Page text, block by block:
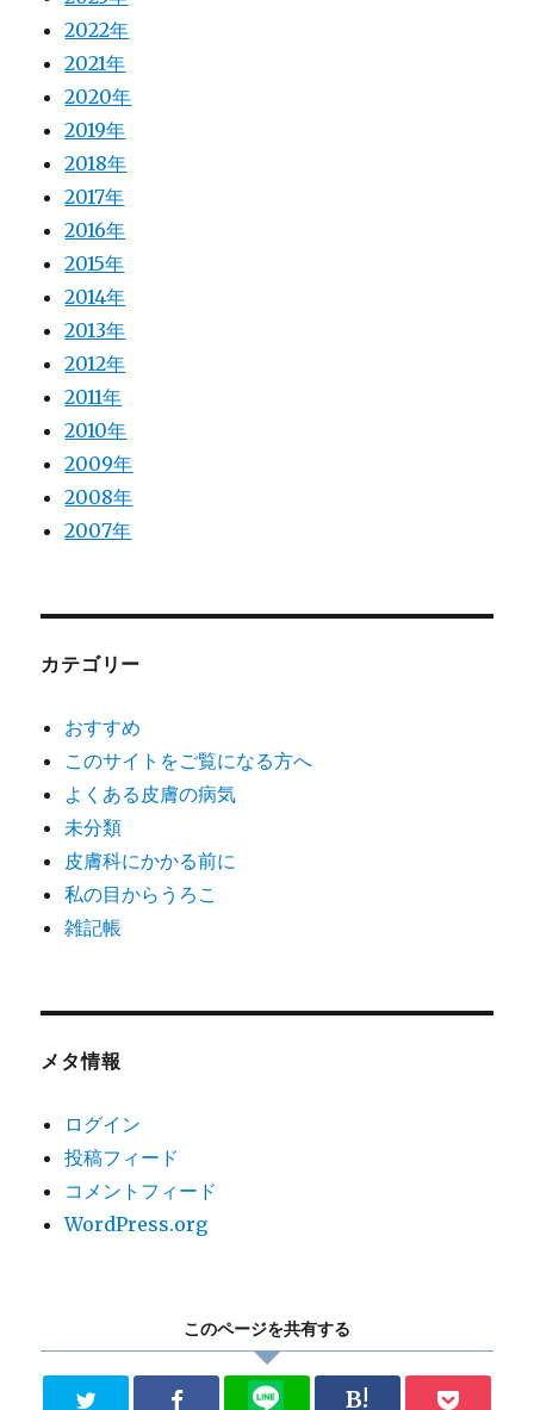
2022年
2021年
2020年
2019年
2018年
2017年
2016年
2015年
2014年
2013年
2012年
2011年
2010年
2009年
2008年
2007年
カテゴリー
おすすめ
このサイトをご覧になる方へ
よくある皮膚の病気
未分類
皮膚科にかかる前に
私の目からうろこ
雑記帳
メタ情報
ログイン
投稿フィード
コメントフィード
WordPress.org
このページを共有する
B!